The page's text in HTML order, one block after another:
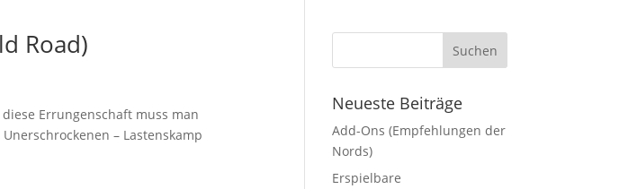
Road)
Errungenschaft muss man
– Lastenskamp
Neueste Beiträge
Add-Ons (Empfehlungen der
Nords)
Erspielbare